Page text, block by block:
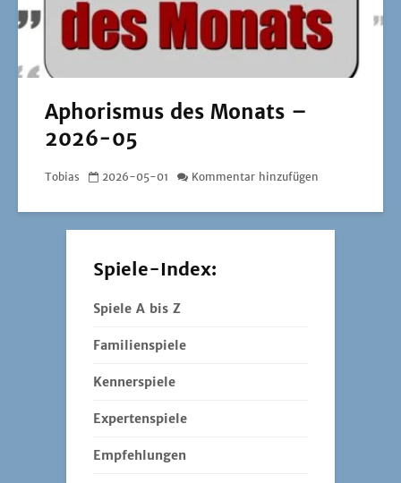
Aphorismus des Monats –
2026-05
Tobias 2026-05-01 Kommentar hinzufügen
Spiele-Index:
Spiele A bis Z
Familienspiele
Kennerspiele
Expertenspiele
Empfehlungen